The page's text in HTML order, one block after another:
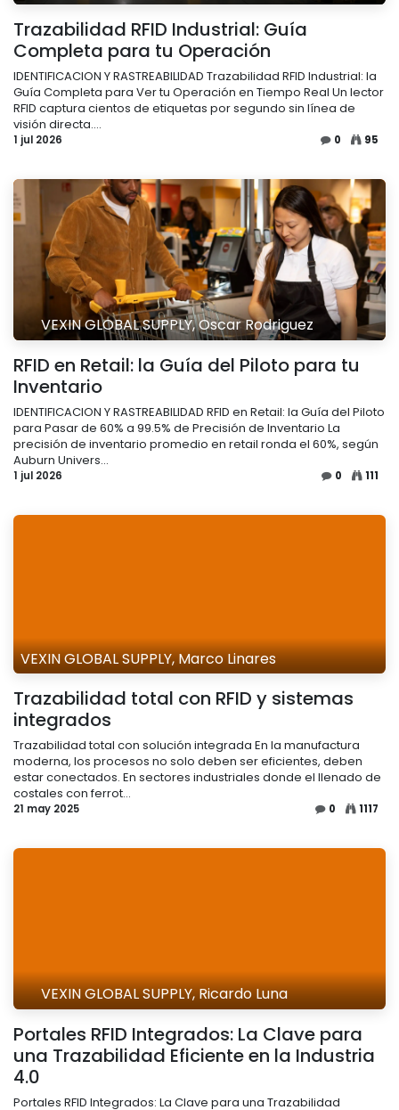
Trazabilidad RFID Industrial: Guía
Completa para tu Operación
IDENTIFICACION Y RASTREABILIDAD Trazabilidad RFID Industrial: la
Guía Completa para Ver tu Operación en Tiempo Real Un lector
RFID captura cientos de etiquetas por segundo sin línea de
visión directa....
1 jul 2026 0 95
VEXIN GLOBAL SUPPLY, Oscar Rodriguez
RFID en Retail: la Guía del Piloto para tu
Inventario
IDENTIFICACION Y RASTREABILIDAD RFID en Retail: la Guía del Piloto
para Pasar de 60% a 99.5% de Precisión de Inventario La
precisión de inventario promedio en retail ronda el 60%, según
Auburn Univers...
1 jul 2026 0 111
VEXIN GLOBAL SUPPLY, Marco Linares
Trazabilidad total con RFID y sistemas
integrados
Trazabilidad total con solución integrada En la manufactura
moderna, los procesos no solo deben ser eficientes, deben
estar conectados. En sectores industriales donde el llenado de
costales con ferrot...
21 may 2025 0 1117
VEXIN GLOBAL SUPPLY, Ricardo Luna
Portales RFID Integrados: La Clave para
una Trazabilidad Eficiente en la Industria
4.0
Portales RFID Integrados: La Clave para una Trazabilidad